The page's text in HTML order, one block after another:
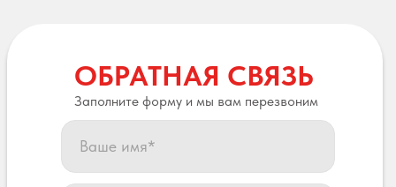
ОБРАТНАЯ СВЯЗЬ
Заполните форму и мы вам перезвоним